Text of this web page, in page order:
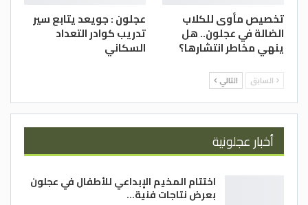
تخصيص مأوى للكلاب
الضالة في عجلون.. هل
ينهي مخاطر انتشارها؟
عجلون : جويعد يتابع سير
تدريب كوادر التعداد
السكاني
السابق التالي
أخبار عجلونية
اختتام المخيم الإبداعي للأطفال في عجلون
بعرض نتاجات فنية…